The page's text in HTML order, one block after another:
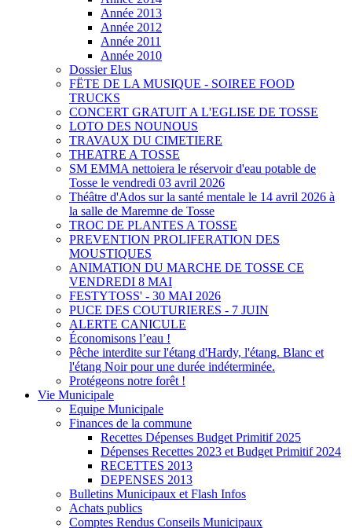
Année 2013
Année 2012
Année 2011
Année 2010
Dossier Elus
FËTE DE LA MUSIQUE - SOIREE FOOD
TRUCKS
CONCERT GRATUIT A L'EGLISE DE TOSSE
LOTO DES NOUNOUS
TRAVAUX DU CIMETIERE
THEATRE A TOSSE
SM EMMA nettoiera le réservoir d'eau potable de
Tosse le vendredi 03 avril 2026
Théâtre d'Ados sur la santé mentale le 14 avril 2026 à
la salle de Maremne de Tosse
TROC DE PLANTES A TOSSE
PREVENTION PROLIFERATION DES
MOUSTIQUES
ANIMATION DU MARCHE DE TOSSE CE
VENDREDI 8 MAI
FESTYTOSS' - 30 MAI 2026
PUCE DES COUTURIERES - 7 JUIN
ALERTE CANICULE
Économisons l’eau !
Pêche interdite sur l'étang d'Hardy, l'étang. Blanc et
l'étang Noir pour une durée indéterminée.
Protégeons notre forêt !
Vie Municipale
Equipe Municipale
Finances de la commune
Recettes Dépenses Budget Primitif 2025
Dépenses Recettes 2023 et Budget Primitif 2024
RECETTES 2013
DEPENSES 2013
Bulletins Municipaux et Flash Infos
Achats publics
Comptes Rendus Conseils Municipaux